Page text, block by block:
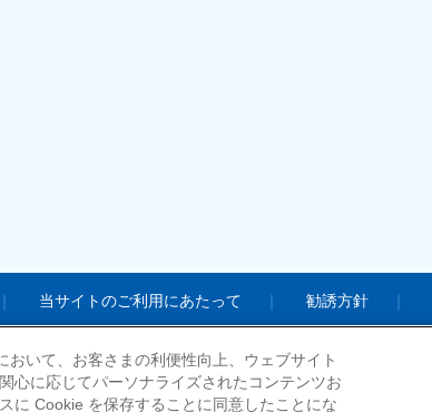
当サイトのご利用にあたって 勧誘方針
おいて、お客さまの利便性向上、ウェブサイト
心に応じてパーソナライズされたコンテンツお
に Cookie を保存することに同意したことにな